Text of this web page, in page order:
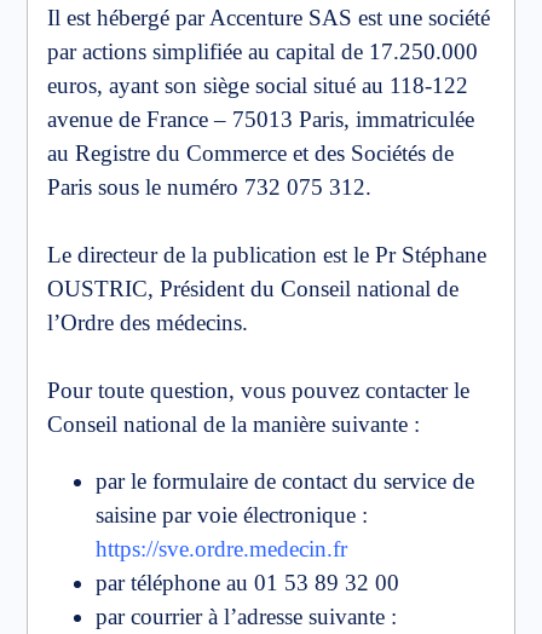
Il est hébergé par Accenture SAS est une société
par actions simplifiée au capital de 17.250.000
euros, ayant son siège social situé au 118-122
avenue de France – 75013 Paris, immatriculée
au Registre du Commerce et des Sociétés de
Paris sous le numéro 732 075 312.
Le directeur de la publication est le Pr Stéphane
OUSTRIC, Président du Conseil national de
l’Ordre des médecins.
Pour toute question, vous pouvez contacter le
Conseil national de la manière suivante :
par le formulaire de contact du service de
saisine par voie électronique :
https://sve.ordre.medecin.fr
par téléphone au 01 53 89 32 00
par courrier à l’adresse suivante :